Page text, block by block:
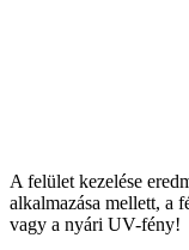
A felület kezelése
alkalmazása mellett, a
vagy a nyári UV-fény!